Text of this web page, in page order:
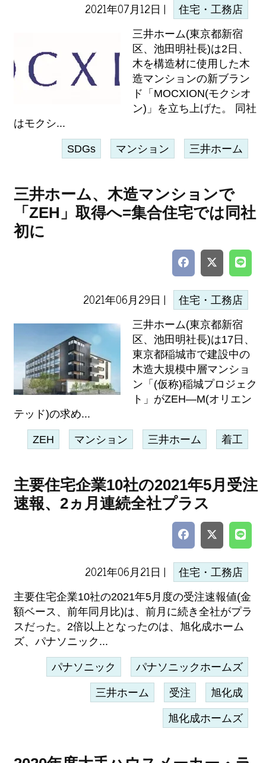
2021年07月12日 | 住宅・工務店
三井ホーム(東京都新宿
区、池田明社長)は2日、
木を構造材に使用した木
造マンションの新ブラン
ド「MOCXION(モクシオ
ン)」を立ち上げた。 同社
はモクシ...
SDGs マンション 三井ホーム
三井ホーム、木造マンションで
「ZEH」取得へ=集合住宅では同社
初に
2021年06月29日 | 住宅・工務店
三井ホーム(東京都新宿
区、池田明社長)は17日、
東京都稲城市で建設中の
木造大規模中層マンショ
ン「(仮称)稲城プロジェク
ト」がZEH―M(オリエン
テッド)の求め...
ZEH マンション 三井ホーム 着工
主要住宅企業10社の2021年5月受注
速報、2ヵ月連続全社プラス
2021年06月21日 | 住宅・工務店
主要住宅企業10社の2021年5月度の受注速報値(金
額ベース、前年同月比)は、前月に続き全社がプラ
スだった。2倍以上となったのは、旭化成ホーム
ズ、パナソニック...
パナソニック パナソニックホームズ
三井ホーム 受注 旭化成
旭化成ホームズ